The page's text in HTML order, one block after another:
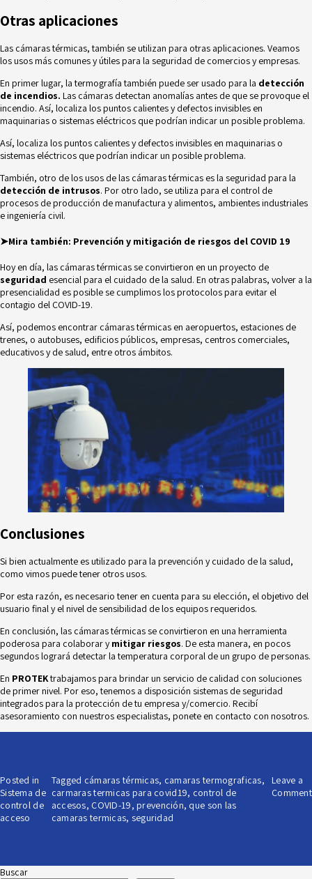
Otras aplicaciones
Las cámaras térmicas, también se utilizan para otras aplicaciones. Veamos
los usos más comunes y útiles para la seguridad de comercios y empresas.
En primer lugar, la termografía también puede ser usado para la detección
de incendios. Las cámaras detectan anomalías antes de que se provoque el
incendio. Así, localiza los puntos calientes y defectos invisibles en
maquinarias o sistemas eléctricos que podrían indicar un posible problema.
Así, localiza los puntos calientes y defectos invisibles en maquinarias o
sistemas eléctricos que podrían indicar un posible problema.
También, otro de los usos de las cámaras térmicas es la seguridad para la
detección de intrusos. Por otro lado, se utiliza para el control de
procesos de producción de manufactura y alimentos, ambientes industriales
e ingeniería civil.
➤Mira también: Prevención y mitigación de riesgos del COVID 19
Hoy en día, las cámaras térmicas se convirtieron en un proyecto de
seguridad esencial para el cuidado de la salud. En otras palabras, volver a la
presencialidad es posible se cumplimos los protocolos para evitar el
contagio del COVID-19.
Así, podemos encontrar cámaras térmicas en aeropuertos, estaciones de
trenes, o autobuses, edificios públicos, empresas, centros comerciales,
educativos y de salud, entre otros ámbitos.
Conclusiones
Si bien actualmente es utilizado para la prevención y cuidado de la salud,
como vimos puede tener otros usos.
Por esta razón, es necesario tener en cuenta para su elección, el objetivo del
usuario final y el nivel de sensibilidad de los equipos requeridos.
En conclusión, las cámaras térmicas se convirtieron en una herramienta
poderosa para colaborar ymitigar riesgos. De esta manera, en pocos
segundos logrará detectar la temperatura corporal de un grupo de personas.
En PROTEKtrabajamos para brindar un servicio de calidad con soluciones
de primer nivel. Por eso, tenemos a disposición sistemas de seguridad
integrados para la protección de tu empresa y/comercio. Recibí
asesoramiento con nuestros especialistas, ponete en contacto con nosotros.
Posted in
Sistema de
control de
acceso
Tagged cámaras térmicas, camaras termograficas,
carmaras termicas para covid19, control de
accesos, COVID-19,prevención, que son las
camaras termicas, seguridad
Leave a
Comment
Buscar